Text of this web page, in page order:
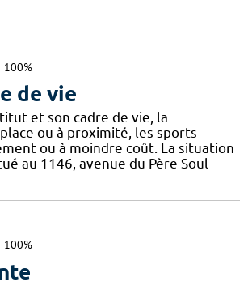
100%
de vie
et son cadre de vie, la
ou à proximité, les sports
ou à moindre coût. La situation
au 1146, avenue du Père Soul
100%